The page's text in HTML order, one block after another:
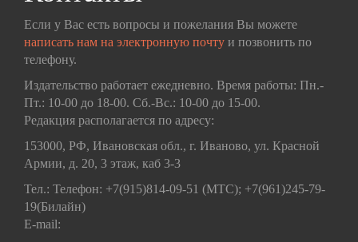
Если у Вас есть вопросы и пожелания Вы можете
написать нам на электронную почту и позвонить по
телефону.
Издательство работает ежедневно. Время работы: Пн.-
Пт.: 10-00 до 18-00. Сб.-Вс.: 10-00 до 15-00.
Редакция располагается по адресу:
153000, РФ, Ивановская обл., г. Иваново, ул. Красной
Армии, д. 20, 3 этаж, каб 3-3
Тел.: Телефон: +7(915)814-09-51 (МТС); +7(961)245-79-
19(Билайн)
E-mail: